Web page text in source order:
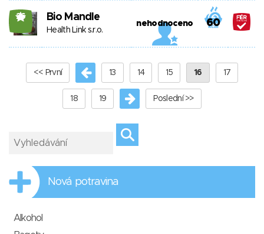
26 Bio Mandle
Health Link s.r.o.
nehodnoceno 60
<< První 13 14 15 16 17
18 19 Poslední >>
Nová potravina
Alkohol